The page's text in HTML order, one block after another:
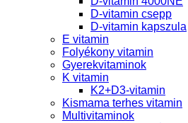
D-vitamin csepp
D-vitamin kapszula
E vitamin
Folyékony vitamin
Gyerekvitaminok
K vitamin
K2+D3-vitamin
Kismama terhes vitamin
Multivitaminok